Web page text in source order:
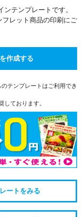
テンプレートです。
レット商品の印刷にご
作成する
テンプレートはご利用でき
しております。
ートをみる